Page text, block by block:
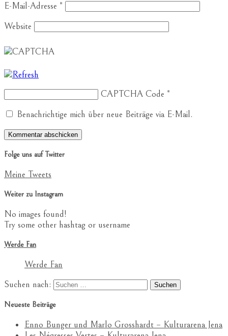
E-Mail-Adresse *
Website
CAPTCHA Code *
Benachrichtige mich über neue Beiträge via E-Mail.
Folge uns auf Twitter
Meine Tweets
Weiter zu Instagram
No images found!
Try some other hashtag or username
Werde Fan
Werde Fan
Suchen nach:
Neueste Beiträge
Enno Bunger und Marlo Grosshardt – Kulturarena Jena